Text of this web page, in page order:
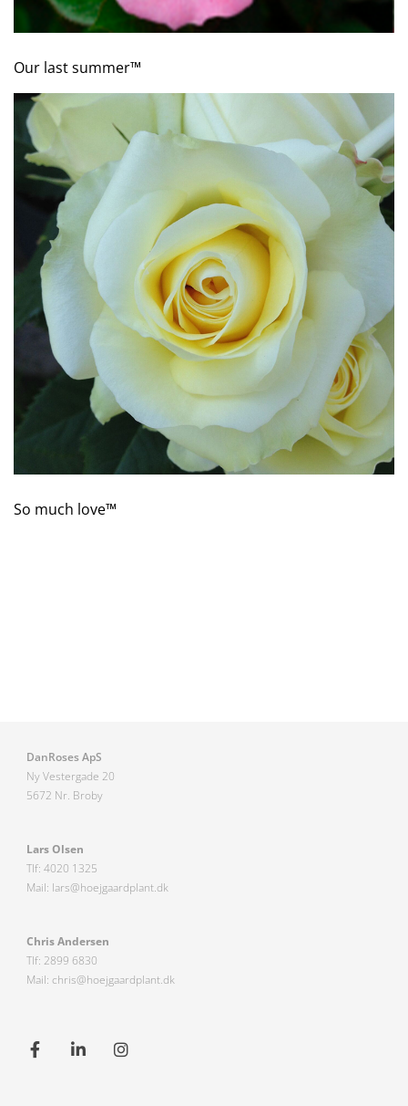
Our last summer™
So much love™
DanRoses ApS
Ny Vestergade 20
5672 Nr. Broby
Lars Olsen
Tlf: 4020 1325
Mail: lars@hoejgaardplant.dk
Chris Andersen
Tlf: 2899 6830
Mail: chris@hoejgaardplant.dk